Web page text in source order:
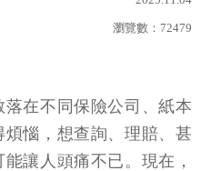
瀏覽數： 72479
在不同保險公司、紙本
惱，想查詢、理賠、甚
讓人頭痛不已。現在，